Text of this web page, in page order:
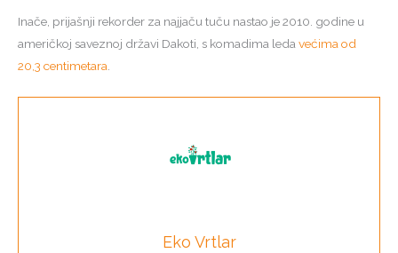
Inače, prijašnji rekorder za najjaču tuču nastao je 2010. godine u
američkoj saveznoj državi Dakoti, s komadima leda većima od
20,3 centimetara
Eko Vrtlar